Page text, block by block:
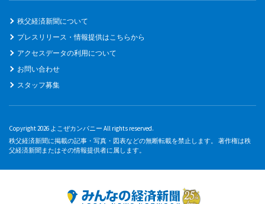
秩父経済新聞について
プレスリリース・情報提供はこちらから
アクセスデータの利用について
お問い合わせ
スタッフ募集
Copyright 2026 よこぜカンパニー All rights reserved.
秩父経済新聞に掲載の記事・写真・図表などの無断転載を禁止します。 著作権は秩
父経済新聞またはその情報提供者に属します。